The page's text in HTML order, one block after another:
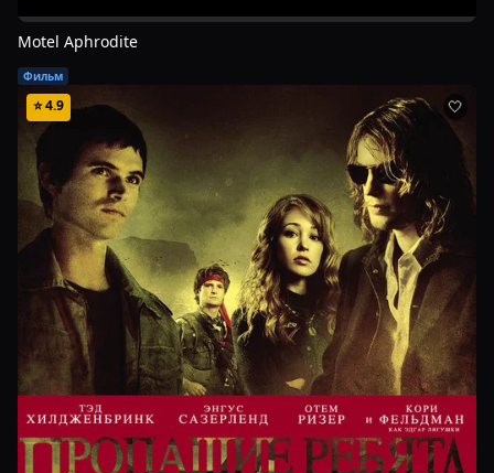
Motel Aphrodite
Фильм
⭐4.9 🤍